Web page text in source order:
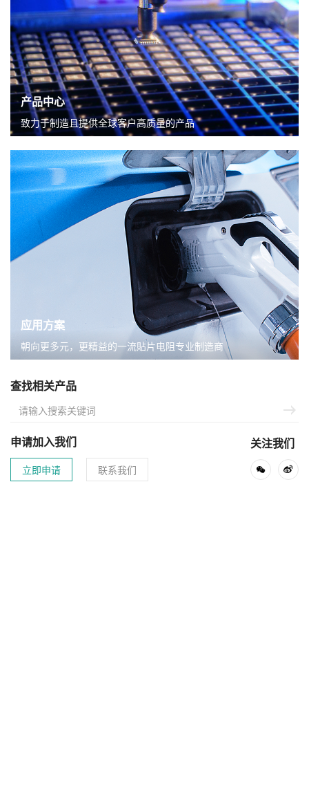
产品中心
致力于制造且提供全球客户高质量的产品
应用方案
朝向更多元，更精益的一流貼片电阻专业制造商
查找相关产品
申请加入我们
立即申请 联系我们
关注我们